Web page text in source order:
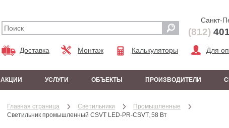
Доставка Монтаж Калькуляторы Для
Санкт-
(812)
АКЦИИ УСЛУГИ ОБЪЕКТЫ ПРОИЗВОДИТЕЛИ
Главная страница Cветильники
Промышленные
Светильник промышленный CSVT LED-PR-CSVT, 58 Вт